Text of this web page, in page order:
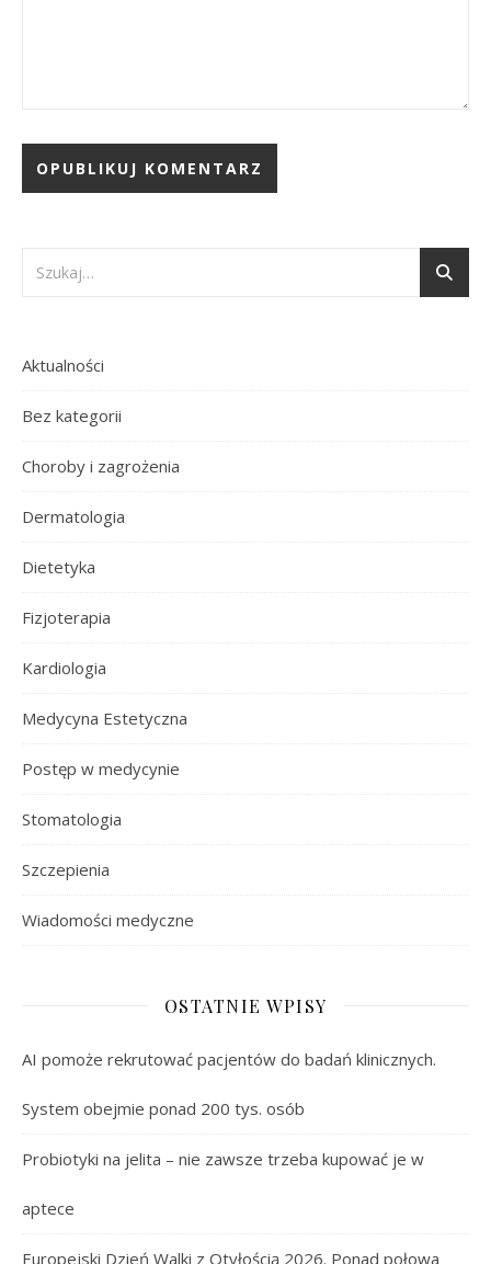
Aktualności
Bez kategorii
Choroby i zagrożenia
Dermatologia
Dietetyka
Fizjoterapia
Kardiologia
Medycyna Estetyczna
Postęp w medycynie
Stomatologia
Szczepienia
Wiadomości medyczne
OSTATNIE WPISY
AI pomoże rekrutować pacjentów do badań klinicznych.
System obejmie ponad 200 tys. osób
Probiotyki na jelita – nie zawsze trzeba kupować je w
aptece
Europejski Dzień Walki z Otyłością 2026. Ponad połowa